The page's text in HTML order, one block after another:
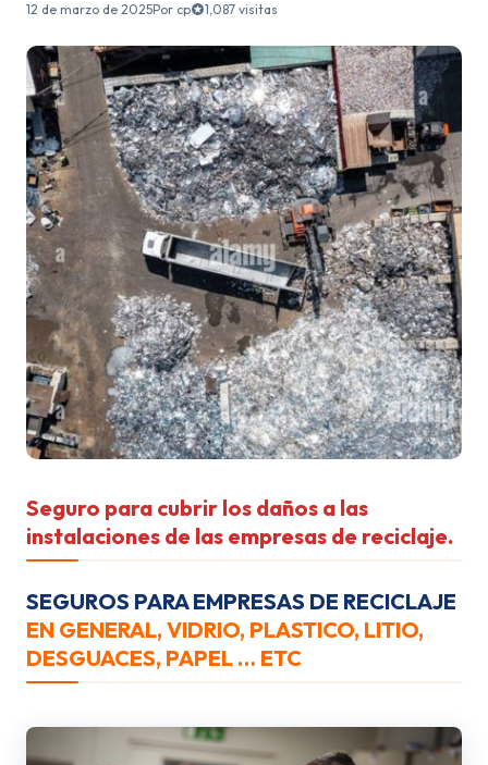
12 de marzo de 2025Por cp 1,087 visitas
Seguro para cubrir los daños a las
instalaciones de las empresas de reciclaje.
SEGUROS PARA EMPRESAS DE RECICLAJE
EN GENERAL, VIDRIO, PLASTICO, LITIO,
DESGUACES, PAPEL … ETC